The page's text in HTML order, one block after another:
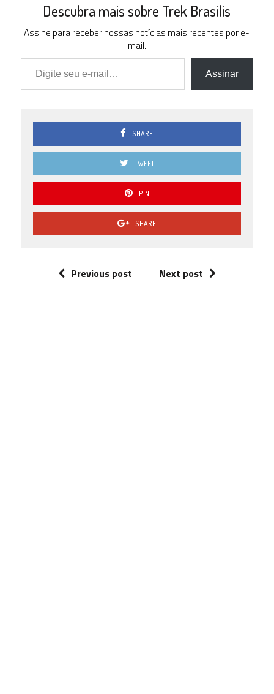
Descubra mais sobre Trek Brasilis
Assine para receber nossas notícias mais recentes por e-
mail.
Digite seu e-mail…
Assinar
SHARE
TWEET
PIN
SHARE
Previous post Next post